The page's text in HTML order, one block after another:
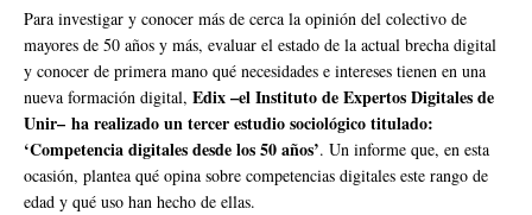
Para investigar y conocer más de cerca la opinión del colectivo de
mayores de 50 años y más, evaluar el estado de la actual brecha digital
y conocer de primera mano qué necesidades e intereses tienen en una
nueva formación digital, Edix –el Instituto de Expertos Digitales de
Unir– ha realizado un tercer estudio sociológico titulado:
‘Competencia digitales desde los 50 años’. Un informe que, en esta
ocasión, plantea qué opina sobre competencias digitales este rango de
edad y qué uso han hecho de ellas.